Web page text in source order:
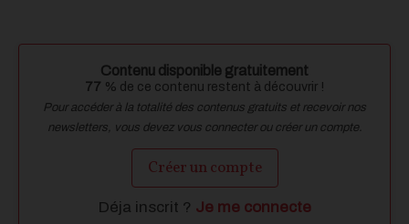
Contenu disponible gratuitement
77 % de ce contenu restent à découvrir !
Pour accéder à la totalité des contenus gratuits et recevoir nos
newsletters, vous devez vous connecter ou créer un compte.
Créer un compte
Déja inscrit ? Je me connecte